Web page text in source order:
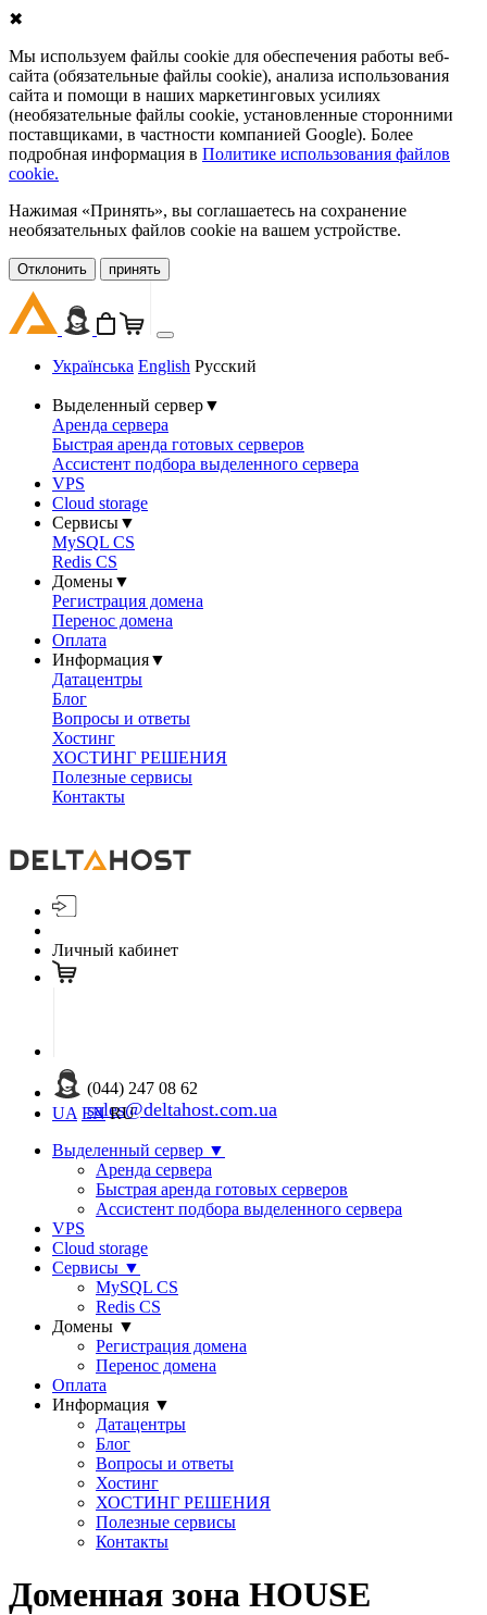
✖
Мы используем файлы cookie для обеспечения работы веб-
сайта (обязательные файлы cookie), анализа использования
сайта и помощи в наших маркетинговых усилиях
(необязательные файлы cookie, установленные сторонними
поставщиками, в частности компанией Google). Более
подробная информация в Политике использования файлов
cookie.
Нажимая «Принять», вы соглашаетесь на сохранение
необязательных файлов cookie на вашем устройстве.
Oтклонить принять
Українська English Русский
Выделенный сервер▼
Аренда сервера
Быстрая аренда готовых серверов
Ассистент подбора выделенного сервера
VPS
Cloud storage
Сервисы▼
MySQL CS
Redis CS
Домены▼
Регистрация домена
Перенос домена
Оплата
Информация▼
Датацентры
Блог
Вопросы и ответы
Хостинг
ХОСТИНГ РЕШЕНИЯ
Полезные сервисы
Контакты
Личный кабинет
(044) 247 08 62
sales@deltahost.com.ua
UA EN RU
Выделенный сервер ▼
Аренда сервера
Быстрая аренда готовых серверов
Ассистент подбора выделенного сервера
VPS
Cloud storage
Сервисы ▼
MySQL CS
Redis CS
Домены ▼
Регистрация домена
Перенос домена
Оплата
Информация ▼
Датацентры
Блог
Вопросы и ответы
Хостинг
ХОСТИНГ РЕШЕНИЯ
Полезные сервисы
Контакты
Доменная зона HOUSE